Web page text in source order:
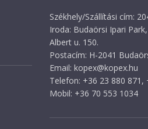
Székhely/Szállítási cím:
Iroda: Budaörsi Ipari
Albert u. 150.
Postacím: H-2041
Email: kopex@kopex.hu
Telefon: +36 23 880 871,
Mobil: +36 70 553 1034